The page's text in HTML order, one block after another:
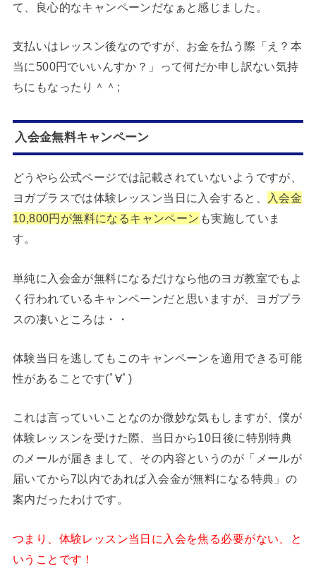
て、良心的なキャンペーンだなぁと感じました。
支払いはレッスン後なのですが、お金を払う際「え？本
当に500円でいいんすか？」って何だか申し訳ない気持
ちにもなったり＾＾;
入会金無料キャンペーン
どうやら公式ページでは記載されていないようですが、
ヨガプラスでは体験レッスン当日に入会すると、
入会金
10,800円が無料になるキャンペーン も実施していま
す。
単純に入会金が無料になるだけなら他のヨガ教室でもよ
く行われているキャンペーンだと思いますが、ヨガプラ
スの凄いところは・・
体験当日を逃してもこのキャンペーンを適用できる可能
性があることです(ﾟ∀ﾟ)
これは言っていいことなのか微妙な気もしますが、僕が
体験レッスンを受けた際、当日から10日後に特別特典
のメールが届きまして、その内容というのが「メールが
届いてから7以内であれば入会金が無料になる特典」の
案内だったわけです。
つまり、体験レッスン当日に入会を焦る必要がない、と
いうことです！